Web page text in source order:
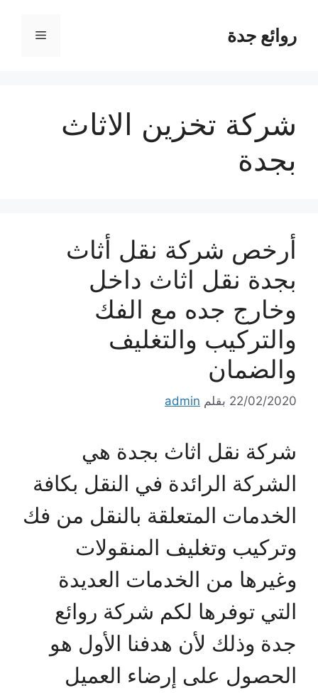
المحتوىروائع جدة القائمة
شركة تخزين الاثاث
بجدة
أرخص شركة نقل أثاث
بجدة نقل اثاث داخل
وخارج جده مع الفك
والتركيب والتغليف
والضمان
22/02/2020 بقلم admin
شركة نقل اثاث بجدة هي
الشركة الرائدة في النقل بكافة
الخدمات المتعلقة بالنقل من فك
وتركيب وتغليف المنقولات
وغيرها من الخدمات العديدة
التي توفرها لكم شركة روائع
جدة وذلك لأن هدفنا الأول هو
الحصول على إرضاء العميل